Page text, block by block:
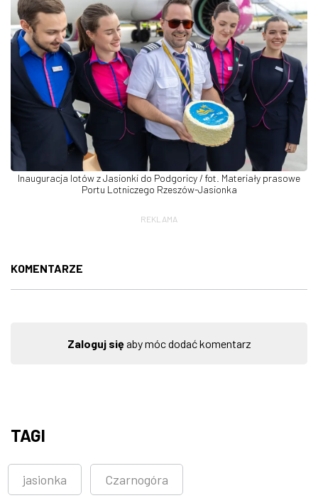
Inauguracja lotów z Jasionki do Podgoricy / fot. Materiały prasowe
Portu Lotniczego Rzeszów-Jasionka
REKLAMA
KOMENTARZE
Zaloguj sięaby móc dodać komentarz
TAGI
jasionka Czarnogóra